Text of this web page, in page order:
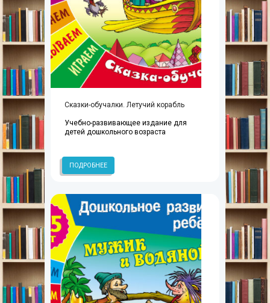
Сказки-обучалки. Летучий корабль
Учебно-развивающее издание для
детей дошкольного возраста
ПОДРОБНЕЕ